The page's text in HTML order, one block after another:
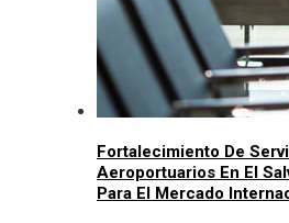
Fortalecimiento De
Aeroportuarios En El
Para El Mercado